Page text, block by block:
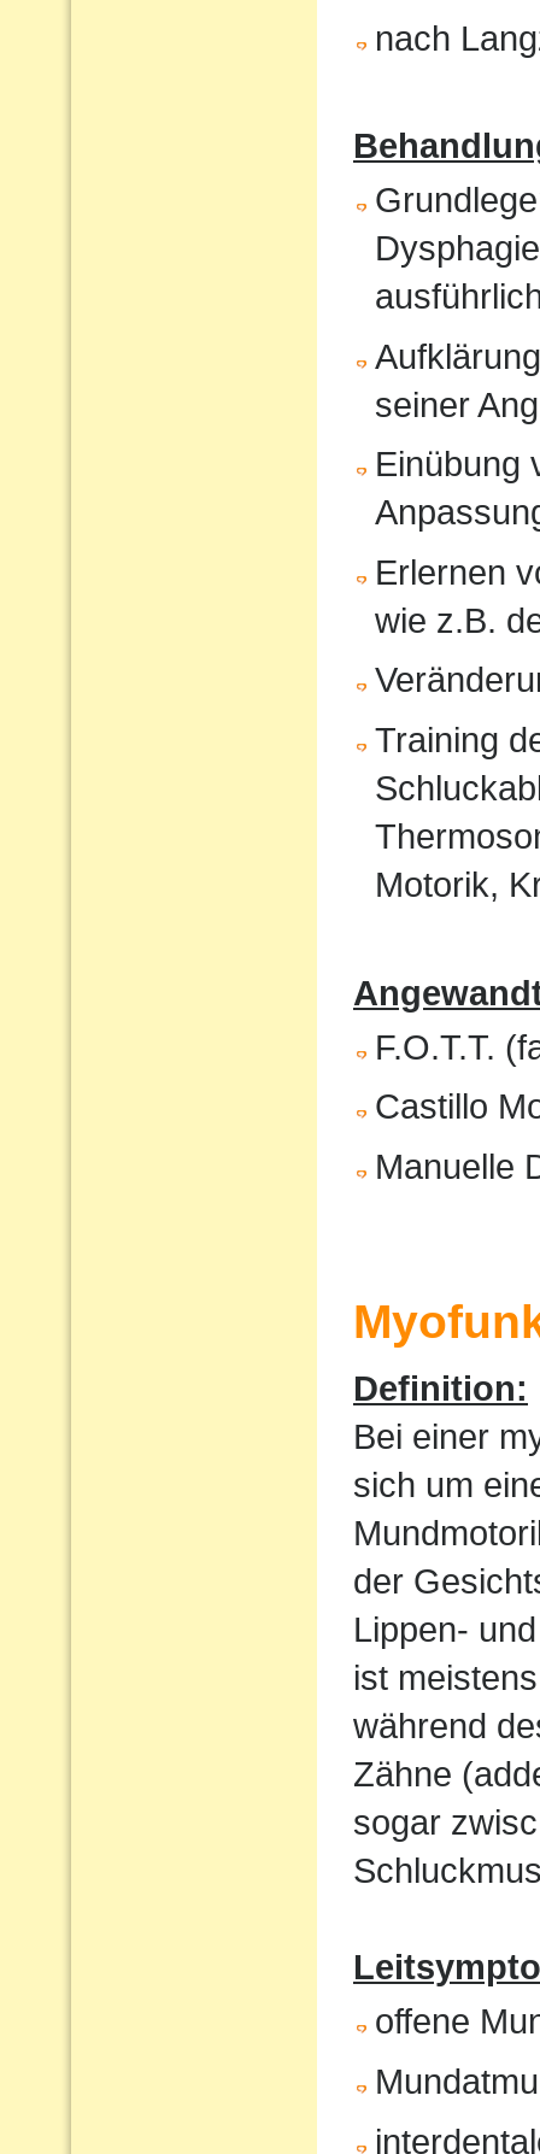
nach
seiner
Einübung
Erlernen
wie z.B.
Training
Motorik,
F.O.T.T.
Castillo
Manuelle
Definition:
Bei einer
sich um
der
Lippen-
ist
während
Zähne
sogar
offene